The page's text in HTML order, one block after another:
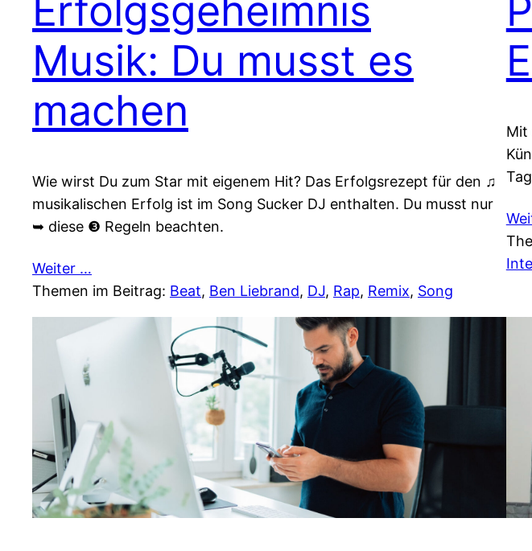
Erfolgsgeheimnis
Musik: Du musst es
machen
Wie wirst Du zum Star mit eigenem Hit? Das Erfolgsrezept für den ♫
musikalischen Erfolg ist im Song Sucker DJ enthalten. Du musst nur
➥ diese ❸ Regeln beachten.
Weiter …
Themen im Beitrag: Beat, Ben Liebrand, DJ, Rap, Remix, Song
Mit